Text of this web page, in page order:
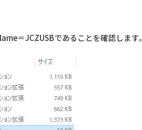
＝JCZUSBであることを確認します。